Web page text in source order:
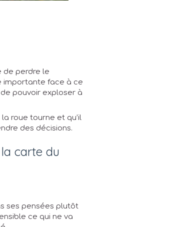
de perdre le
importante face à ce
pouvoir exploser à
roue tourne et qu’il
des décisions.
carte du
ses pensées plutôt
ce qui ne va